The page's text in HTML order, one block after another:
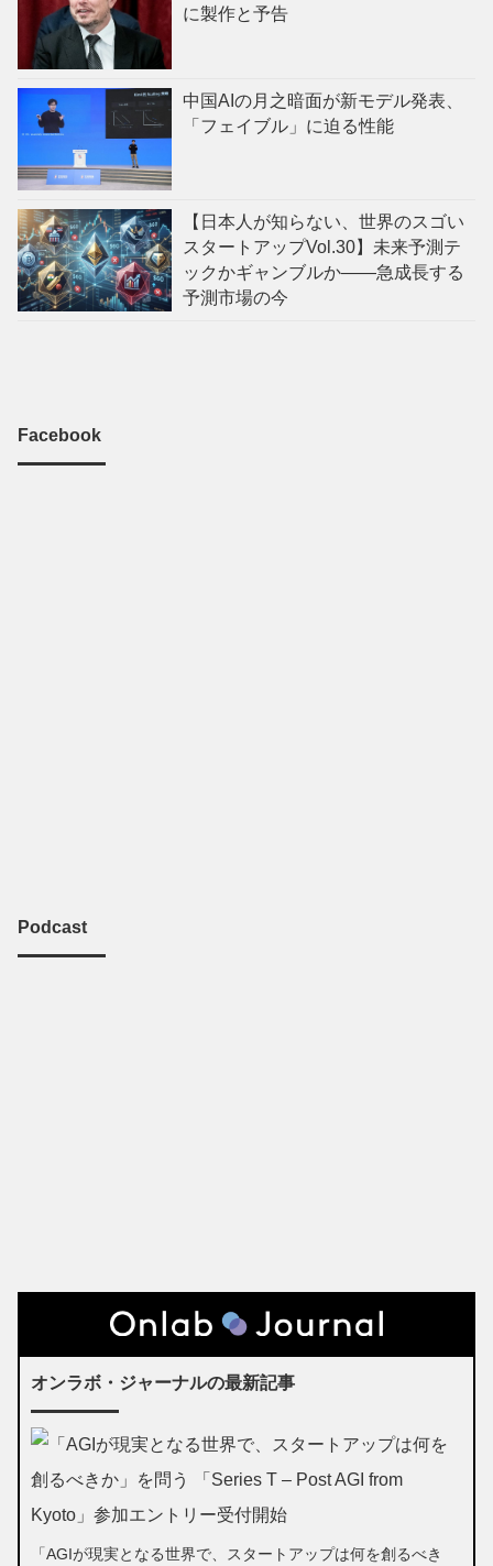
に製作と予告
中国AIの月之暗面が新モデル発表、
「フェイブル」に迫る性能
【日本人が知らない、世界のスゴい
スタートアップVol.30】未来予測テ
ックかギャンブルか——急成長する
予測市場の今
Facebook
Podcast
オンラボ・ジャーナルの最新記事
「AGIが現実となる世界で、スタートアップは何を創るべき